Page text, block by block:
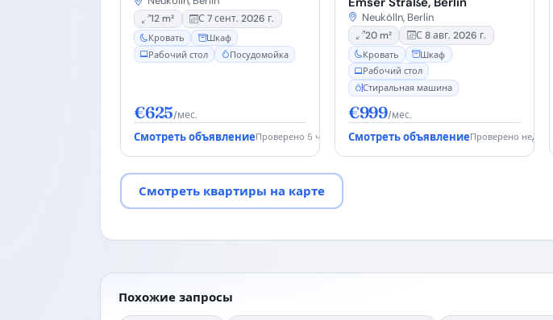
12 m² С 7 сент. 2026 г.
Кровать
Шкаф
Рабочий стол
Посудомойка
€625/мес.
Смотреть объявлениеПроверено 5 ч. назад
Neukölln, Berlin
20 m² С 8 авг. 2026 г.
Кровать
Шкаф
Рабочий стол
Стиральная машина
€999/мес.
Смотреть объявлениеПроверено недавно
Смотреть квартиры на карте
Похожие запросы